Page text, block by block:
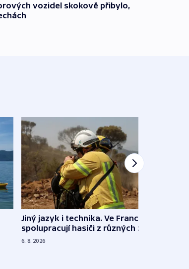
vozidel skokově přibylo,
Jiný jazyk i technika. Ve Francii
spolupracují hasiči z různých zemí
6. 8. 2026